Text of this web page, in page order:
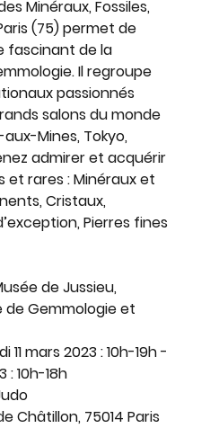
Minéraux, Fossiles,
(75) permet de
fascinant de la
Il regroupe
passionnés
salons du monde
Mines, Tokyo,
admirer et acquérir
et rares : Minéraux et
Cristaux,
Pierres fines
de Jussieu,
de Gemmologie et
11 mars 2023 : 10h-19h -
: 10h-18h
Châtillon, 75014 Paris